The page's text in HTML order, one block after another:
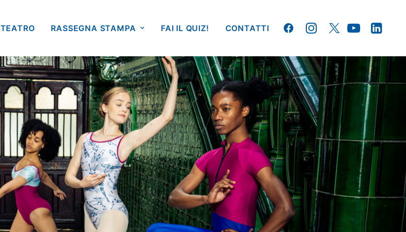
TEATRO RASSEGNA STAMPA FAI IL QUIZ! CONTATTI